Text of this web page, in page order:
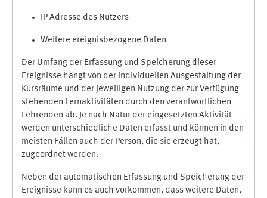
IP Adresse des Nutzers
Weitere ereignisbezogene Daten
Der Umfang der Erfassung und Speicherung dieser
Ereignisse hängt von der individuellen Ausgestaltung der
Kursräume und der jeweiligen Nutzung der zur Verfügung
stehenden Lernaktivitäten durch den verantwortlichen
Lehrenden ab. Je nach Natur der eingesetzten Aktivität
werden unterschiedliche Daten erfasst und können in den
meisten Fällen auch der Person, die sie erzeugt hat,
zugeordnet werden.
Neben der automatischen Erfassung und Speicherung der
Ereignisse kann es auch vorkommen, dass weitere Daten,